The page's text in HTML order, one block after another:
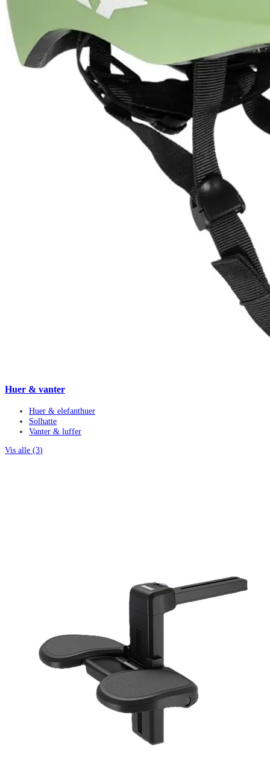
Huer & vanter
Huer & elefanthuer
Solhatte
Vanter & luffer
Vis alle (3)